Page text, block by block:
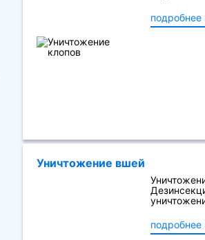
подробнее
Уничтожение вшей
подробнее